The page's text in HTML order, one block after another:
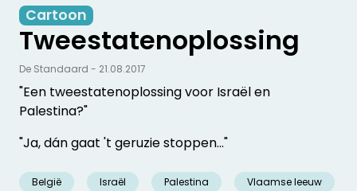
Cartoon
Tweestatenoplossing
"Een tweestatenoplossing voor Israël en
Palestina?"
"Ja, dán gaat 't geruzie stoppen..."
België Israël Palestina Vlaamse leeuw
De Standaard - 21.08.2017